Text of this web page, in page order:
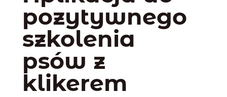
pozytywnego
szkolenia
psów z
klikerem